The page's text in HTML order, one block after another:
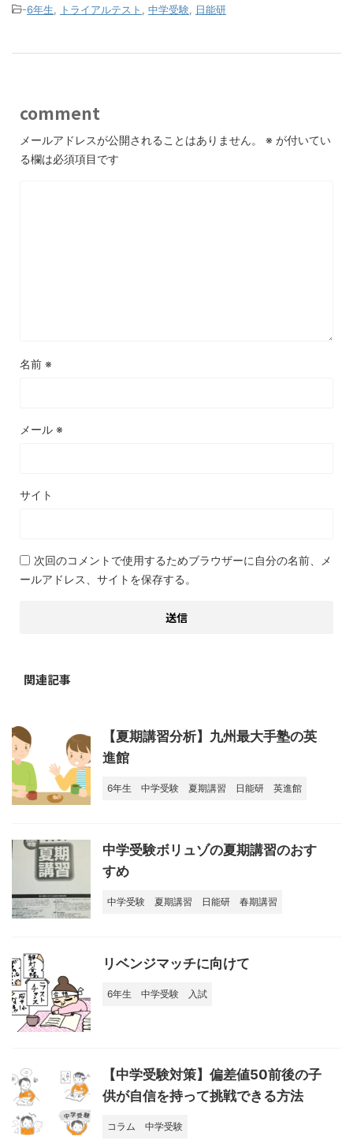
-6年生, トライアルテスト , 中学受験, 日能研
comment
メールアドレスが公開されることはありません。 ※ が付いてい
る欄は必須項目です
名前 ※
メール ※
サイト
次回のコメントで使用するためブラウザーに自分の名前、メ
ールアドレス、サイトを保存する。
関連記事
【夏期講習分析】九州最大手塾の英
進館
6年生 中学受験 夏期講習 日能研 英進館
中学受験ボリュゾの夏期講習のおす
すめ
中学受験 夏期講習 日能研 春期講習
リベンジマッチに向けて
6年生 中学受験 入試
【中学受験対策】偏差値50前後の子
供が自信を持って挑戦できる方法
コラム 中学受験